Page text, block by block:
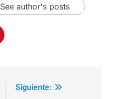
See author's posts
Siguiente: